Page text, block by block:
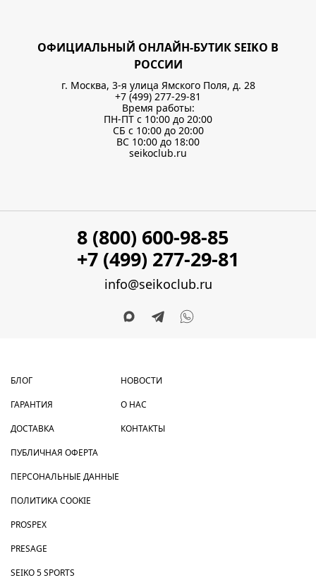
ОФИЦИАЛЬНЫЙ ОНЛАЙН-БУТИК SEIKO В
РОССИИ
г. Москва, 3-я улица Ямского Поля, д. 28
+7 (499) 277-29-81
Время работы:
ПН-ПТ с 10:00 до 20:00
СБ с 10:00 до 20:00
ВС 10:00 до 18:00
seikoclub.ru
8 (800) 600-98-85
+7 (499) 277-29-81
info@seikoclub.ru
БЛОГ
ГАРАНТИЯ
ДОСТАВКА
НОВОСТИ
О НАС
КОНТАКТЫ
ПУБЛИЧНАЯ ОФЕРТА
ПЕРСОНАЛЬНЫЕ ДАННЫЕ
ПОЛИТИКА COOKIE
PROSPEX
PRESAGE
SEIKO 5 SPORTS